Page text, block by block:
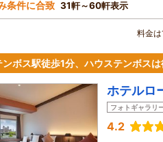
条件に合致 31軒～60軒表示
料金は
ボス駅徒歩1分、ハウステンボス
ホテルロ
フォトギャラリ
4.2